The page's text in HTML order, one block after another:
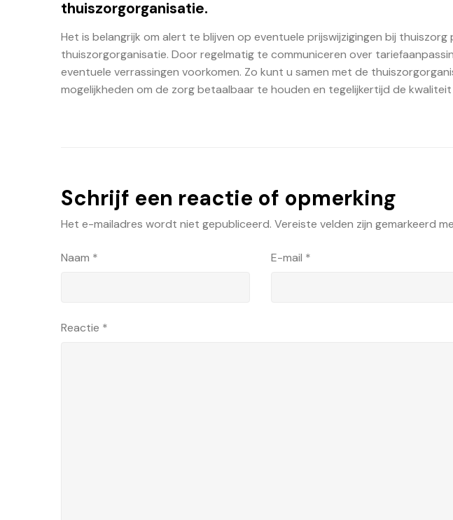
thuiszorgorganisatie.
Het is belangrijk om alert te blijven op eventuele prijswijzigingen bij
thuiszorgorganisatie. Door regelmatig te communiceren over
eventuele verrassingen voorkomen. Zo kunt u samen met de
mogelijkheden om de zorg betaalbaar te houden en tegelijkertijd de
Schrijf een reactie of opmerking
Het e-mailadres wordt niet gepubliceerd. Vereiste velden zijn gemarkeerd
Naam * E-mail *
Reactie *